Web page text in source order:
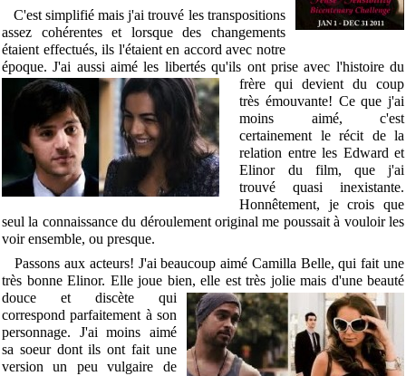
C'est simplifié mais j'ai trouvé les transpositions
assez cohérentes et lorsque des changements
étaient effectués, ils l'étaient en accord avec notre
époque. J'ai aussi aimé les libertés qu'ils ont prise avec l'histoire du
frère quidevient du coup
très émouvante! Ce que j'ai
moins aimé, c'est
certainement le récit de la
relation entre les Edward et
Elinor du film, que j'ai
trouvé quasi inexistante.
Honnêtement, je crois que
seul la connaissance du déroulement original me poussait à vouloir les
voir ensemble, ou presque.
Passons aux acteurs! J'ai beaucoup aimé Camilla Belle, qui fait une
très bonne Elinor. Elle joue bien, elle est très jolie mais d'une beauté
douce et discète qui
correspond parfaitement à son
personnage. J'ai moins aimé
sa soeur dont ils ont fait une
version un peu vulgaire de